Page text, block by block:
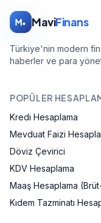
MaviFinans
Türkiye'nin modern
haberler ve para
POPÜLER
Kredi Hesaplama
Mevduat Faizi
Döviz Çevirici
KDV Hesaplama
Maaş Hesaplama
Kıdem Tazminatı